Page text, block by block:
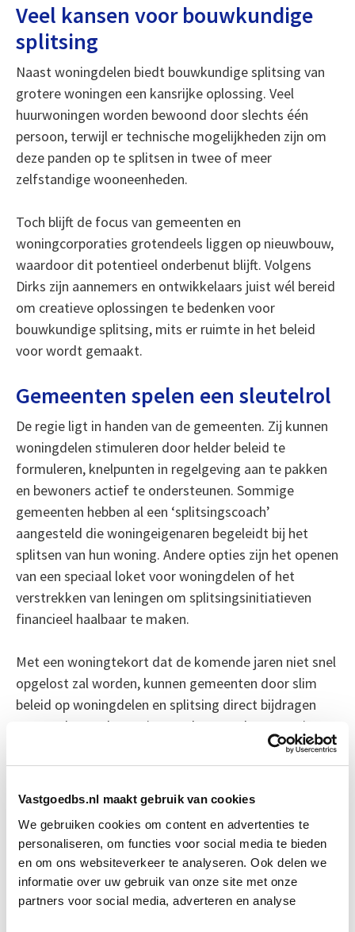
Vastgoedbs.nl maakt gebruik van cookies
We gebruiken cookies om content en advertenties te
personaliseren, om functies voor social media te bieden
en om ons websiteverkeer te analyseren. Ook delen we
informatie over uw gebruik van onze site met onze
partners voor social media, adverteren en analyse
Veel kansen voor bouwkundige
splitsing
Naast woningdelen biedt bouwkundige splitsing van
grotere woningen een kansrijke oplossing. Veel
huurwoningen worden bewoond door slechts één
persoon, terwijl er technische mogelijkheden zijn om
deze panden op te splitsen in twee of meer
zelfstandige wooneenheden.
Toch blijft de focus van gemeenten en
woningcorporaties grotendeels liggen op nieuwbouw,
waardoor dit potentieel onderbenut blijft. Volgens
Dirks zijn aannemers en ontwikkelaars juist wél bereid
om creatieve oplossingen te bedenken voor
bouwkundige splitsing, mits er ruimte in het beleid
voor wordt gemaakt.
Gemeenten spelen een sleutelrol
De regie ligt in handen van de gemeenten. Zij kunnen
woningdelen stimuleren door helder beleid te
formuleren, knelpunten in regelgeving aan te pakken
en bewoners actief te ondersteunen. Sommige
gemeenten hebben al een ‘splitsingscoach’
aangesteld die woningeigenaren begeleidt bij het
splitsen van hun woning. Andere opties zijn het openen
van een speciaal loket voor woningdelen of het
verstrekken van leningen om splitsingsinitiatieven
financieel haalbaar te maken.
Met een woningtekort dat de komende jaren niet snel
opgelost zal worden, kunnen gemeenten door slim
beleid op woningdelen en splitsing direct bijdragen
aan een betere benutting van bestaande woonruimte.
Bron: cobouw.nl
Boeiend verhaal? Duik dan eens
in deze opleidingen:
Huurrecht Woonruimte Start wo 12 mei